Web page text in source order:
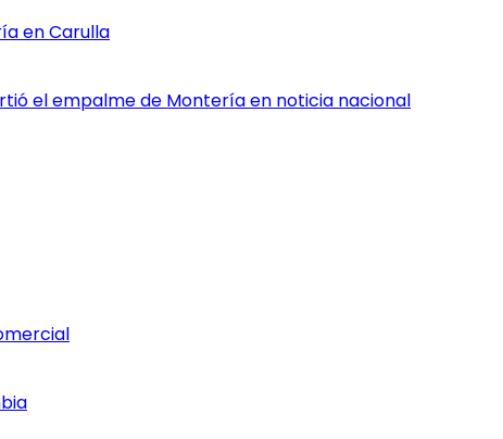
en Carulla
el empalme de Montería en noticia nacional